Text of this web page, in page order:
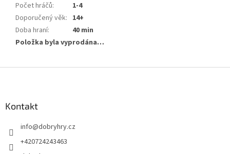
Počet hráčů:
1-4
Doporučený věk: 14+
Doba hraní:
40 min
Položka byla vyprodána…
Kontakt
info@dobryhry.cz
+420724243463